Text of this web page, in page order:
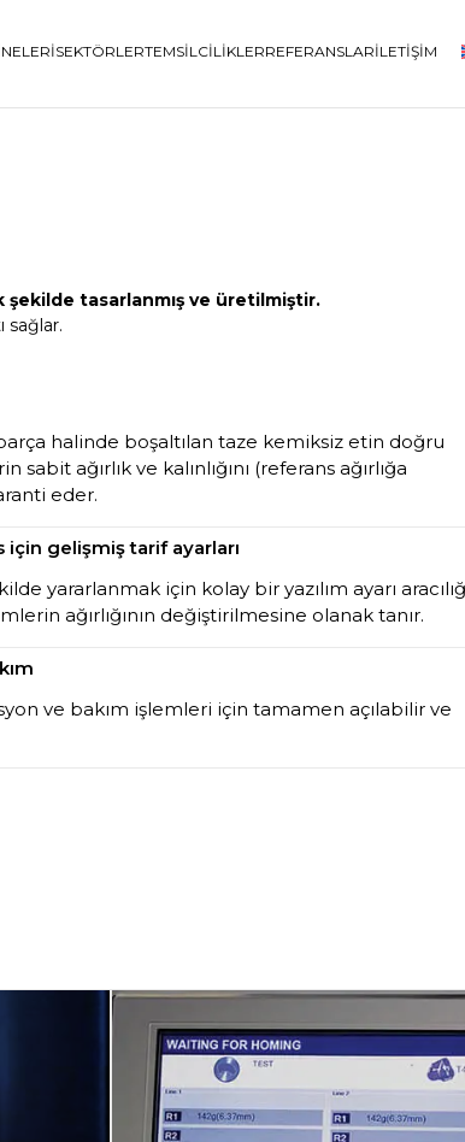
SEKTÖRLERTEMSILCILIKLERREFERANSLARİLETIŞIM
tasarlanmış ve üretilmiştir.
sağlar.
halinde boşaltılan taze kemiksiz etin doğru
ağırlık ve kalınlığını (referans ağırlığa
eder.
gelişmiş tarif ayarları
yararlanmak için kolay bir yazılım ayarı
ağırlığının değiştirilmesine olanak tanır.
ve bakım işlemleri için tamamen açılabilir ve